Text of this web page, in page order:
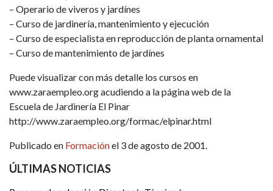
– Operario de viveros y jardínes
– Curso de jardinería, mantenimiento y ejecución
– Curso de especialista en reproducción de planta ornamental
– Curso de mantenimiento de jardínes
Puede visualizar con más detalle los cursos en
www.zaraempleo.org acudiendo a la página web de la
Escuela de Jardinería El Pinar
http://www.zaraempleo.org/formac/elpinar.html
Publicado en Formaciónel 3 de agosto de 2001.
ÚLTIMAS NOTICIAS